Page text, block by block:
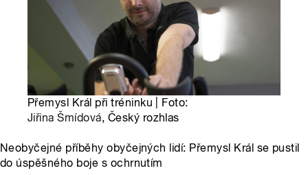
Přemysl Král při tréninku | Foto:
Jiřina Šmídová, Český rozhlas
Neobyčejné příběhy obyčejných lidí: Přemysl Král se pustil
do úspěšného boje s ochrnutím